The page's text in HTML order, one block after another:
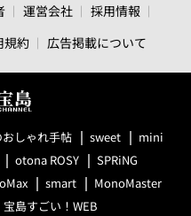
運営会社
採用情報
規約 広告掲載について
しゃれ手帖 sweet
mini
otona ROSY
SPRiNG
smart
MonoMaster
宝島すごい！WEB